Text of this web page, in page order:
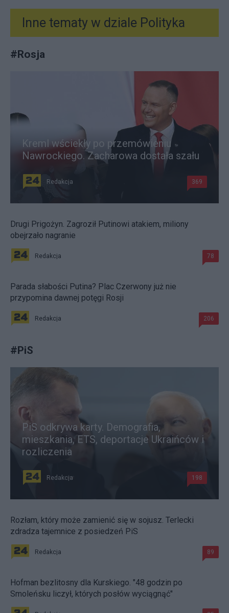
Inne tematy w dziale Polityka
#Rosja
Kreml wściekły po przemówieniu
Nawrockiego. Zacharowa dostała szału
Redakcja 369
Drugi Prigożyn. Zagroził Putinowi atakiem, miliony
obejrzało nagranie
Redakcja 78
Parada słabości Putina? Plac Czerwony już nie
przypomina dawnej potęgi Rosji
Redakcja 206
#PiS
PiS odkrywa karty. Demografia,
mieszkania, ETS, deportacje Ukraińców i
rozliczenia
Redakcja 198
Rozłam, który może zamienić się w sojusz. Terlecki
zdradza tajemnice z posiedzeń PiS
Redakcja 89
Hofman bezlitosny dla Kurskiego. "48 godzin po
Smoleńsku liczył, których posłów wyciągnąć"